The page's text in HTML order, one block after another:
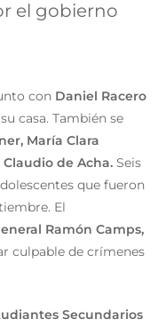
el gobierno
con Daniel Racero
casa. También se
María Clara
de Acha. Seis
que fueron
El
Ramón Camps,
culpable de crímenes
Secundarios